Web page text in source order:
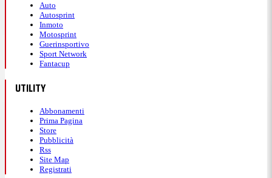
Auto
Autosprint
Inmoto
Motosprint
Guerinsportivo
Sport Network
Fantacup
UTILITY
Abbonamenti
Prima Pagina
Store
Pubblicità
Rss
Site Map
Registrati